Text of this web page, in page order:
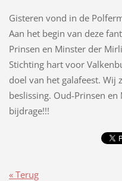
Gisteren vond in de
Aan het begin van deze
Prinsen en Minster der
Stichting hart voor
doel van het galafeest. Wij
beslissing. Oud-Prinsen
bijdrage!!!
« Terug